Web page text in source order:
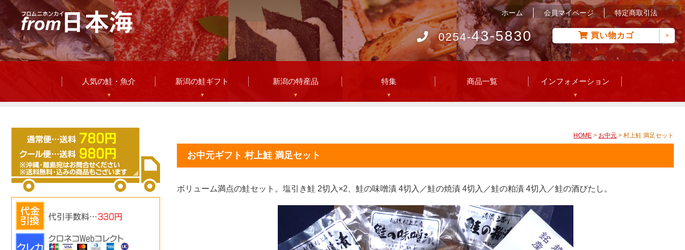
ホーム 会員マイページ 特定商取引法
0254-43-5830 買い物カゴ
人気の鮭・魚介 新潟の鮭ギフト 新潟の特産品 特集 商品一覧 インフォメーション
HOME > お中元 > 村上鮭 満足セット
お中元ギフト 村上鮭 満足セット
ボリューム満点の鮭セット。塩引き鮭 2切入×2、鮭の味噌漬 4切入／鮭の焼漬 4切入／鮭の粕漬 4切入／鮭の酒びたし。